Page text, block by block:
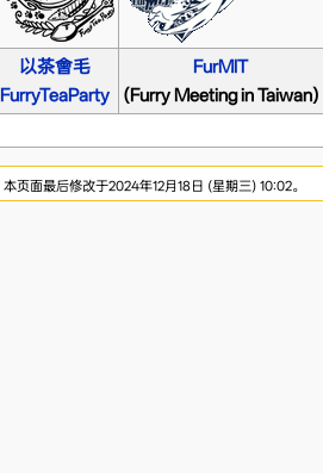
以茶會毛
FurryTeaParty
FurMIT
(Furry Meeting in Taiwan)
本页面最后修改于2024年12月18日 (星期三) 10:02。